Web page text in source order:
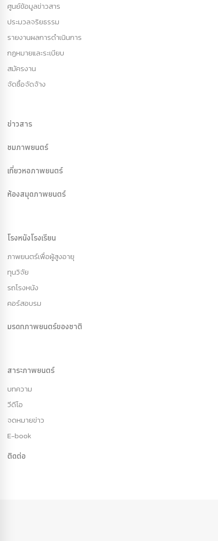
ศูนย์ข้อมูลข่าวสาร
ประมวลจริยธรรม
รายงานผลการดำเนินการ
กฏหมายและระเบียบ
สมัครงาน
จัดซื้อจัดจ้าง
ข่าวสาร
ชมภาพยนตร์
เที่ยวหอภาพยนตร์
ห้องสมุดภาพยนตร์
โรงหนังโรงเรียน
ภาพยนตร์เพื่อผู้สูงอายุ
ทุนวิจัย
รถโรงหนัง
คอร์สอบรม
มรดกภาพยนตร์ของชาติ
สาระภาพยนตร์
บทความ
วีดีโอ
จดหมายข่าว
E-book
ติดต่อ